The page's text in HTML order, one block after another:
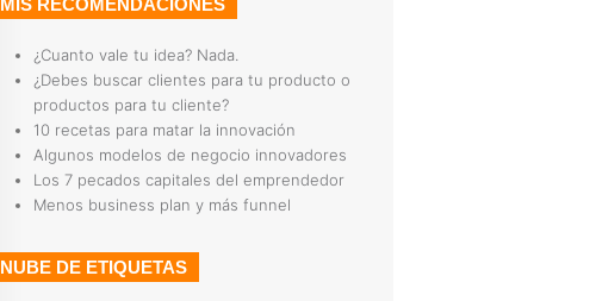
¿Cuanto vale tu idea? Nada.
¿Debes buscar clientes para tu producto o
productos para tu cliente?
10 recetas para matar la innovación
Algunos modelos de negocio innovadores
Los 7 pecados capitales del emprendedor
Menos business plan y más funnel
NUBE DE ETIQUETAS